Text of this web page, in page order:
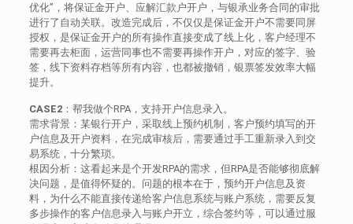
优化”，将保证金开户、应解汇款户开户，与银承业务合同的审批
进行了自动关联。改造完成后，不仅仅是保证金开户不需要同屏
授权，是保证金开户的所有操作直接变成了线上化，客户经理不
需要再去柜面，运营同事也不需要再操作开户，对应的签字、验
签，线下资料存档等所有内容，也都被撤销，银票签发效率大幅
提升。
CASE2：帮我做个RPA，支持开户信息录入。
需求背景：某银行开户，采取线上预约机制，客户预约填写的开
户信息及开户资料，在完成审核后，需要通过手工重新录入到交
易系统，十分繁琐。
根因分析：这看起来是个开发RPA的需求，但RPA是否能够彻底解
决问题，是值得怀疑的。问题的根本在于，预约开户信息及资
料，为什么不能直接传递给客户信息系统与账户系统，需要反复
多步操作的客户信息录入与账户开立，综合签约等，可以通过服